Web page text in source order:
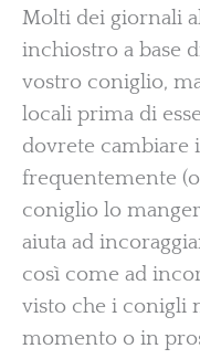
Molti dei giornali
inchiostro a base
vostro coniglio,
locali prima di
dovrete cambiare
frequentemente
coniglio lo
aiuta ad
così come ad
visto che i conigli
momento o in